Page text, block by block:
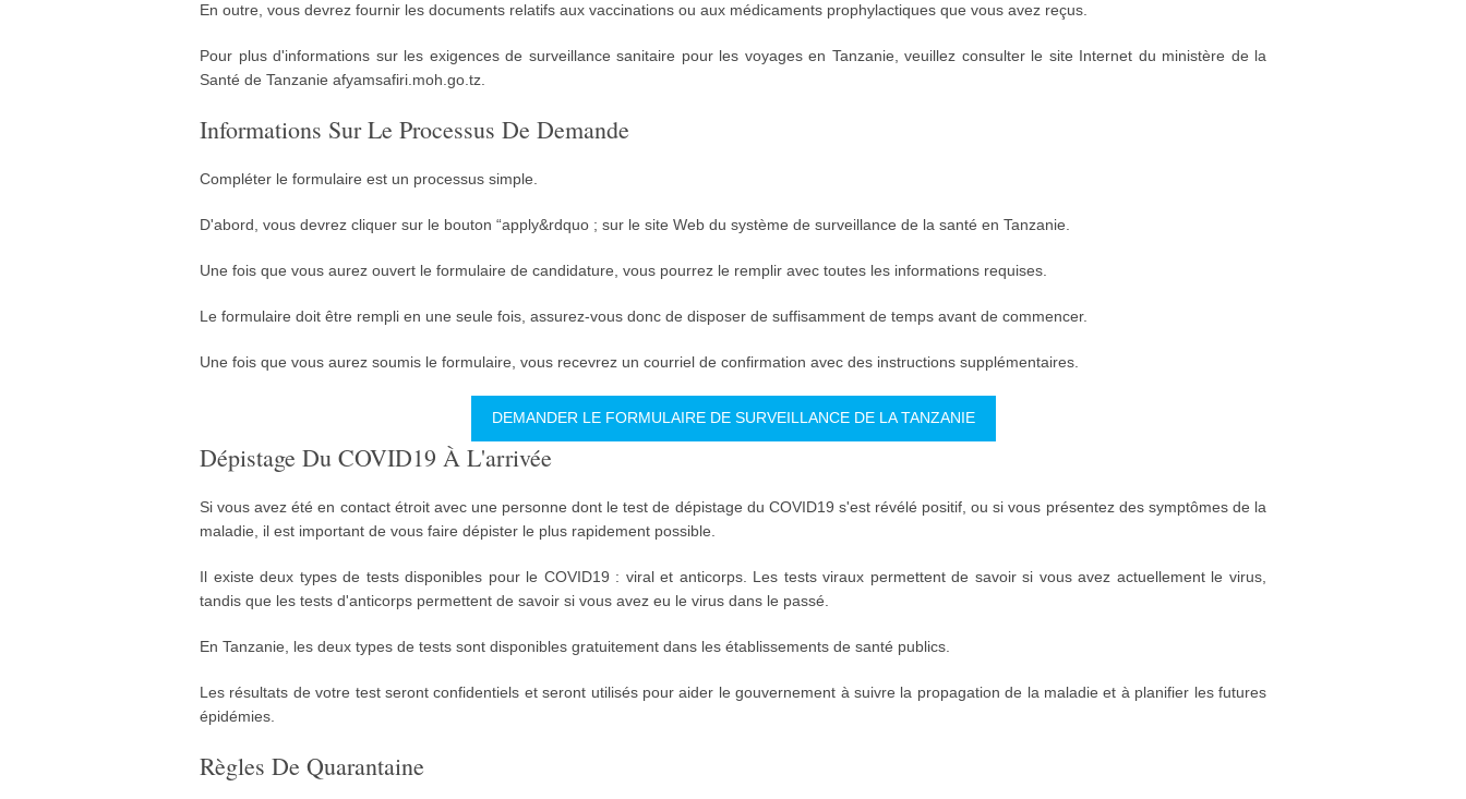
En outre, vous devrez fournir les documents relatifs aux vaccinations ou aux médicaments prophylactiques que vous avez reçus.
Pour plus d'informations sur les exigences de surveillance sanitaire pour les voyages en Tanzanie, veuillez consulter le site Internet du ministère de la
Santé de Tanzanie afyamsafiri.moh.go.tz.
Informations Sur Le Processus De Demande
Compléter le formulaire est un processus simple.
D'abord, vous devrez cliquer sur le bouton “apply&rdquo ; sur le site Web du système de surveillance de la santé en Tanzanie.
Une fois que vous aurez ouvert le formulaire de candidature, vous pourrez le remplir avec toutes les informations requises.
Le formulaire doit être rempli en une seule fois, assurez-vous donc de disposer de suffisamment de temps avant de commencer.
Une fois que vous aurez soumis le formulaire, vous recevrez un courriel de confirmation avec des instructions supplémentaires.
DEMANDER LE FORMULAIRE DE SURVEILLANCE DE LA TANZANIE
Dépistage Du COVID19 À L'arrivée
Si vous avez été en contact étroit avec une personne dont le test de dépistage du COVID19 s'est révélé positif, ou si vous présentez des symptômes de la
maladie, il est important de vous faire dépister le plus rapidement possible.
Il existe deux types de tests disponibles pour le COVID19 : viral et anticorps. Les tests viraux permettent de savoir si vous avez actuellement le virus,
tandis que les tests d'anticorps permettent de savoir si vous avez eu le virus dans le passé.
En Tanzanie, les deux types de tests sont disponibles gratuitement dans les établissements de santé publics.
Les résultats de votre test seront confidentiels et seront utilisés pour aider le gouvernement à suivre la propagation de la maladie et à planifier les futures
épidémies.
Règles De Quarantaine